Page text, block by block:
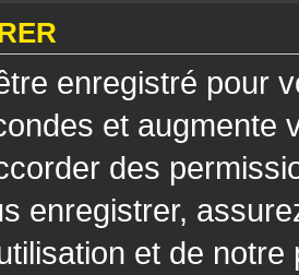
enregistré pour
et augmente
des
enregistrer,
et de